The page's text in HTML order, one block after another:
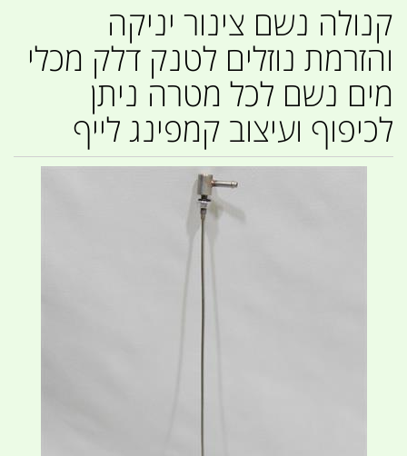
קנולה נשם צינור יניקה
והזרמת נוזלים לטנק דלק מכלי
מים נשם לכל מטרה ניתן
לכיפוף ועיצוב קמפינג לייף